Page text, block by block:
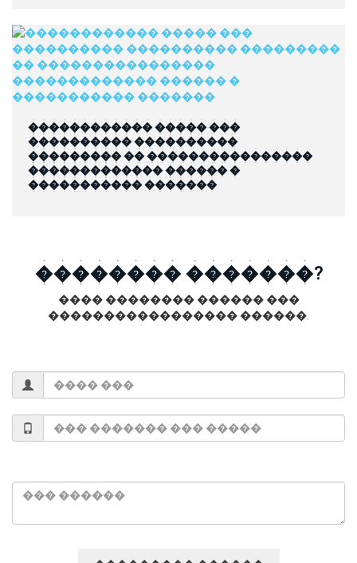
������������ ����� ���
���������� ����������
��������� �� ����������������
������������� ������ �
����������� �������
�������� �������?
���� �������� ������ ���
����������������� ������.